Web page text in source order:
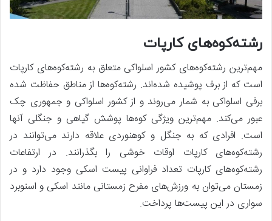
رشته‌کوه‌های کارپات
مهم‌ترین رشته‌کوه‌های کشور اسلواکی متعلق به رشته‌کوه‌های کارپات
است که از برف پوشیده شده‌اند. رشته‌کوه‌ها از مناطق حفاظت شده
برفی اسلواکی به شمار می‌روند و از کشور اسلواکی و جمهوری چک
عبور می‌کند. مهم‌ترین ویژگی کوه‌ها پوشش گیاهی و جنگلی آنها
است. افرادی که به جنگل و کوهنوردی علاقه دارند می‌توانند در
رشته‌کوه‌های کارپات اوقات خوشی را بگذرانند. در ارتفاعات
رشته‌کوه‌های کارپات تعداد فراوانی پیست اسکی وجود دارد و در
زمستان می‌توان به ورزش‌های مفرح زمستانی مانند اسکی و اسنوبرد
سواری در این پیست‌ها پرداخت.